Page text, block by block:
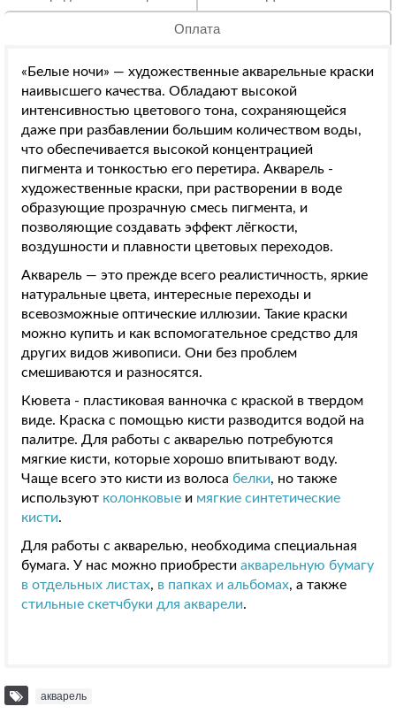
Оплата
«Белые ночи» — художественные акварельные краски
наивысшего качества. Обладают высокой
интенсивностью цветового тона, сохраняющейся
даже при разбавлении большим количеством воды,
что обеспечивается высокой концентрацией
пигмента и тонкостью его перетира. Акварель -
художественные краски, при растворении в воде
образующие прозрачную смесь пигмента, и
позволяющие создавать эффект лёгкости,
воздушности и плавности цветовых переходов.
Акварель — это прежде всего реалистичность, яркие
натуральные цвета, интересные переходы и
всевозможные оптические иллюзии. Такие краски
можно купить и как вспомогательное средство для
других видов живописи. Они без проблем
смешиваются и разносятся.
Кювета - пластиковая ванночка с краской в твердом
виде. Краска с помощью кисти разводится водой на
палитре. Для работы с акварелью потребуются
мягкие кисти, которые хорошо впитывают воду.
Чаще всего это кисти из волоса белки, но также
используют колонковые и мягкие синтетические
кисти.
Для работы с акварелью, необходима специальная
бумага. У нас можно приобрести акварельную бумагу
в отдельных листах, в папках и альбомах, а также
стильные скетчбуки для акварели.
акварель